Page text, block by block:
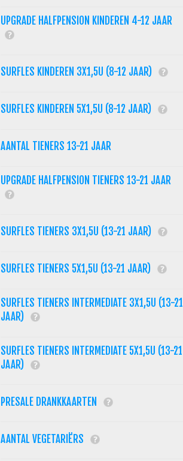
UPGRADE HALFPENSION KINDEREN 4-12 JAAR
SURFLES KINDEREN 3X1,5U (8-12 JAAR)
SURFLES KINDEREN 5X1,5U (8-12 JAAR)
AANTAL TIENERS 13-21 JAAR
UPGRADE HALFPENSION TIENERS 13-21 JAAR
SURFLES TIENERS 3X1,5U (13-21 JAAR)
SURFLES TIENERS 5X1,5U (13-21 JAAR)
SURFLES TIENERS INTERMEDIATE 3X1,5U (13-21
JAAR)
SURFLES TIENERS INTERMEDIATE 5X1,5U (13-21
JAAR)
PRESALE DRANKKAARTEN
AANTAL VEGETARIËRS